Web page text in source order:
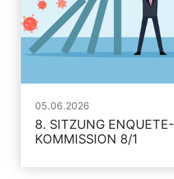
05.06.2026
8. SITZUNG ENQUETE-
KOMMISSION 8/1